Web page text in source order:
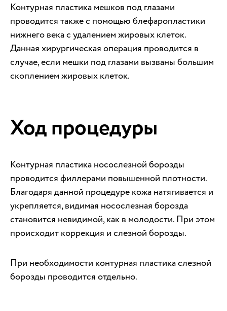
Контурная пластика мешков под глазами
проводится также с помощью блефаропластики
нижнего века с удалением жировых клеток.
Данная хирургическая операция проводится в
случае, если мешки под глазами вызваны большим
скоплением жировых клеток.
Ход процедуры
Контурная пластика носослезной борозды
проводится филлерами повышенной плотности.
Благодаря данной процедуре кожа натягивается и
укрепляется, видимая носослезная борозда
становится невидимой, как в молодости. При этом
происходит коррекция и слезной борозды.
При необходимости контурная пластика слезной
борозды проводится отдельно.